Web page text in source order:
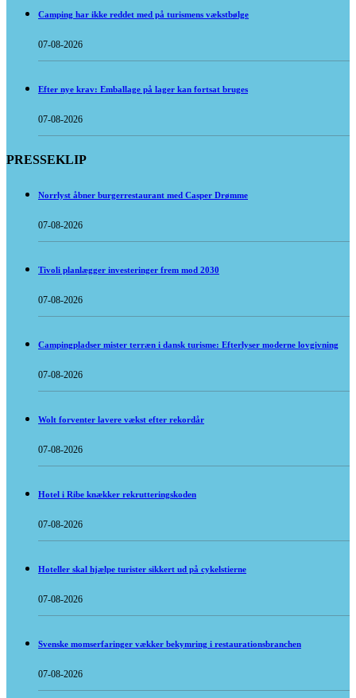
Camping har ikke reddet med på turismens vækstbølge
07-08-2026
Efter nye krav: Emballage på lager kan fortsat bruges
07-08-2026
PRESSEKLIP
Norrlyst åbner burgerrestaurant med Casper Drømme
07-08-2026
Tivoli planlægger investeringer frem mod 2030
07-08-2026
Campingpladser mister terræn i dansk turisme: Efterlyser moderne lovgivning
07-08-2026
Wolt forventer lavere vækst efter rekordår
07-08-2026
Hotel i Ribe knækker rekrutteringskoden
07-08-2026
Hoteller skal hjælpe turister sikkert ud på cykelstierne
07-08-2026
Svenske momserfaringer vækker bekymring i restaurationsbranchen
07-08-2026